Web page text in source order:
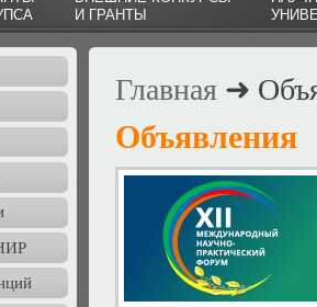
И ГРАНТЫ
Главная ➜
Объявления